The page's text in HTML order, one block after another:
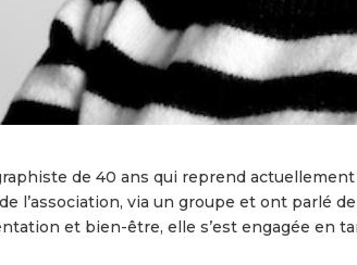
de 40 ans qui reprend
l’association, via un groupe et ont parlé
et bien-être, elle s’est engagée en